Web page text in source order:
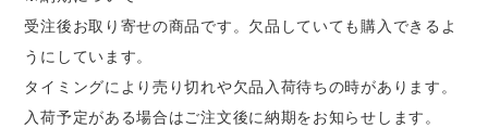
受注後お取り寄せの商品です。欠品していても購入できるよ
うにしています。
タイミングにより売り切れや欠品入荷待ちの時があります。
入荷予定がある場合はご注文後に納期をお知らせします。